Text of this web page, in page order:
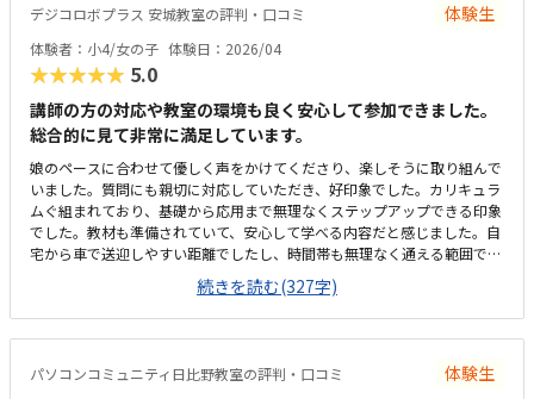
を空けることが多く電話がつながりにくかったのですが、メールでフォロ
ーアップしてくださり安心感がありました。
デジコロボプラス 安城教室の評判・口コミ 体験生
体験者：小4/女の子 体験日：2026/04
★★★★★ 5.0
講師の方の対応や教室の環境も良く安心して参加できました。
総合的に見て非常に満足しています。
娘のペースに合わせて優しく声をかけてくださり、楽しそうに取り組んで
いました。質問にも親切に対応していただき、好印象でした。カリキュラ
ムぐ組まれており、基礎から応用まで無理なくステップアップできる印象
でした。教材も準備されていて、安心して学べる内容だと感じました。自
宅から車で送迎しやすい距離でしたし、時間帯も無理なく通える範囲で、
安心して続けられそうです。教材がきちんと整備されており学習に集中で
きる環境だと感じました。教室全体の雰囲気も明るく初めてでも入りやす
かったです。ロボット教材や指導の質を踏まえると料金は適切だと思いま
す。。内容に見合った価格だと感じています。雰囲気がよく、子供が自然
続きを読む(327字)
パソコンコミュニティ日比野教室の評判・口コミ 体験生